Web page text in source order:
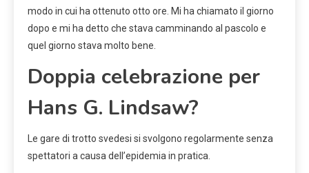
modo in cui ha ottenuto otto ore. Mi ha chiamato il giorno
dopo e mi ha detto che stava camminando al pascolo e
quel giorno stava molto bene.
Doppia celebrazione per
Hans G. Lindsaw?
Le gare di trotto svedesi si svolgono regolarmente senza
spettatori a causa dell’epidemia in pratica.